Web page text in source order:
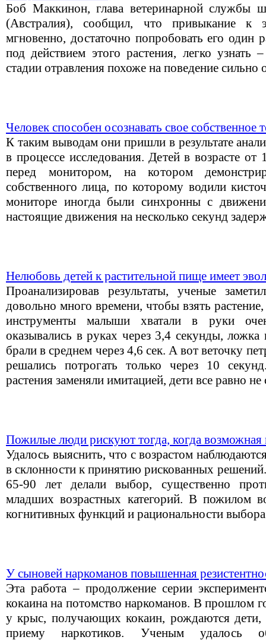
Боб Маккинон, глава ветеринарной
(Австралия), сообщил, что привыкание к
мгновенно, достаточно попробовать его один
под действием этого растения, легко узнать
стадии отравления похоже на поведение сильно
Человек способен осознавать свое собственное
К таким выводам они пришли в результате
в процессе исследования. Детей в возрасте
перед монитором, на котором
собственного лица, по которому водили
мониторе иногда были синхронны с
настоящие движения на несколько секунд
Нелюбовь детей к растительной пище имеет
Проанализировав результаты, ученые
довольно много времени, чтобы взять
инструменты малыши хватали в руки
оказывались в руках через 3,4 секунды,
брали в среднем через 4,6 сек. А вот веточку
решались потрогать только через 10
растения заменяли имитацией, дети все равно
Пожилые люди рискуют тогда, когда возможная
Удалось выяснить, что с возрастом
в склонности к принятию рискованных
65-90 лет делали выбор, существенно
младших возрастных категорий. В пожилом
когнитивных функций и рациональности
У сыновей наркоманов повышенная
Эта работа – продолжение серии
кокаина на потомство наркоманов. В прошлом
у крыс, получающих кокаин, рождаются
приему наркотиков. Ученым удалось